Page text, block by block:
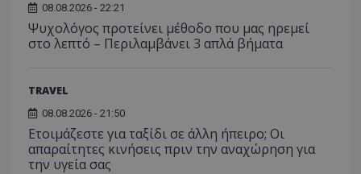
08.08.2026 - 22:21
Ψυχολόγος προτείνει μέθοδο που μας ηρεμεί
στο λεπτό – Περιλαμβάνει 3 απλά βήματα
TRAVEL
08.08.2026 - 21:50
Ετοιμάζεστε για ταξίδι σε άλλη ήπειρο; Οι
απαραίτητες κινήσεις πριν την αναχώρηση για
την υγεία σας